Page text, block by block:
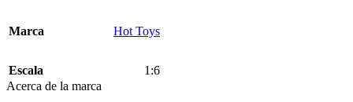
Marca Hot Toys
Escala
1:6
Acerca de la marca